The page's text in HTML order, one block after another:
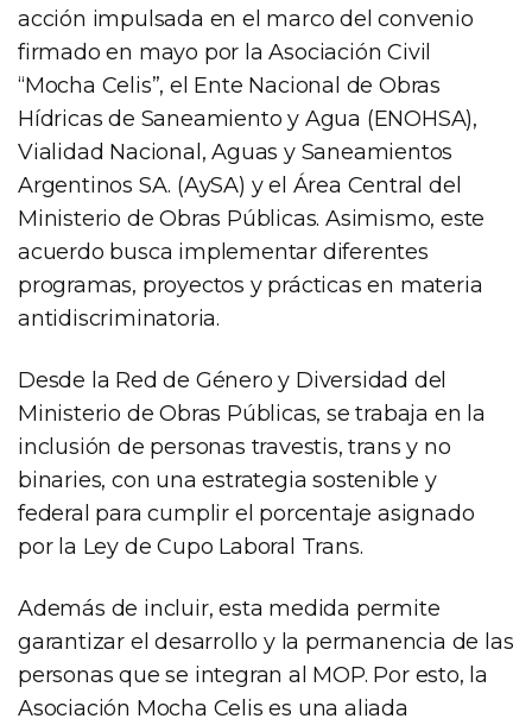
acción impulsada en el marco del convenio
firmado en mayo por la Asociación Civil
“Mocha Celis”, el Ente Nacional de Obras
Hídricas de Saneamiento y Agua (ENOHSA),
Vialidad Nacional, Aguas y Saneamientos
Argentinos SA. (AySA) y el Área Central del
Ministerio de Obras Públicas. Asimismo, este
acuerdo busca implementar diferentes
programas, proyectos y prácticas en materia
antidiscriminatoria.
Desde la Red de Género y Diversidad del
Ministerio de Obras Públicas, se trabaja en la
inclusión de personas travestis, trans y no
binaries, con una estrategia sostenible y
federal para cumplir el porcentaje asignado
por la Ley de Cupo Laboral Trans.
Además de incluir, esta medida permite
garantizar el desarrollo y la permanencia de las
personas que se integran al MOP. Por esto, la
Asociación Mocha Celis es una aliada